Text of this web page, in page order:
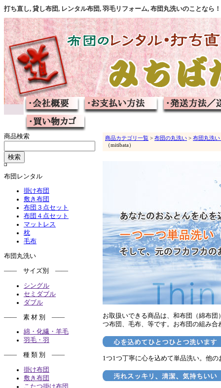
打ち直し, 貸し布団, レンタル布団, 羽毛リフォーム, 布団丸洗いのことな
商品検索
布団レンタル
掛け布団
敷き布団
布団３点セット
布団４点セット
マットレス
枕
毛布
布団丸洗い
―― サイズ別 ――
シングル
セミダブル
ダブル
―― 素 材 別 ――
綿・化繊・羊毛
羽毛・羽
―― 種 類 別 ――
掛け布団
敷き布団
こたつ掛け布団
商品カテゴリ一覧 > 布団の丸洗い > 布団丸洗
（mitibata）
お取扱いできる商品は、和布団（綿布
つ布団、毛布、等です。お布団の組み合
1つ1つ丁寧に心を込めて単品洗い。他